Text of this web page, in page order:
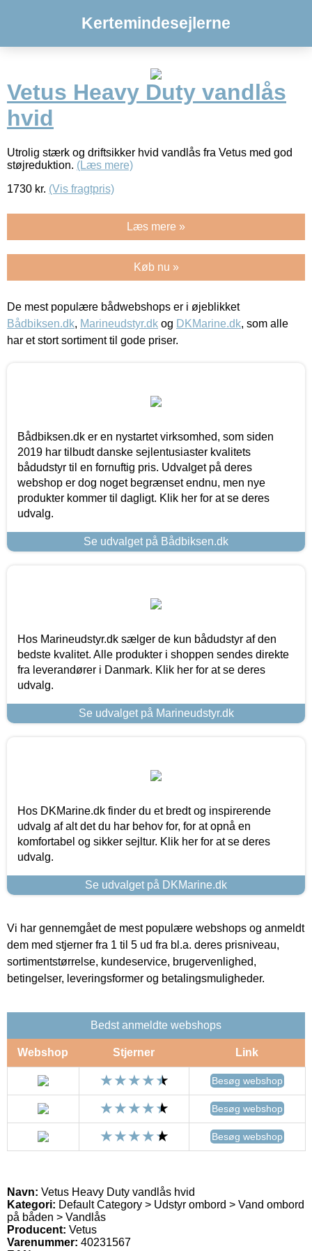
Kertemindesejlerne
Vetus Heavy Duty vandlås
hvid
Utrolig stærk og driftsikker hvid vandlås fra Vetus med god
støjreduktion. (Læs mere)
1730 kr. (Vis fragtpris)
Læs mere »
Køb nu »
De mest populære bådwebshops er i øjeblikket
Bådbiksen.dk, Marineudstyr.dk og DKMarine.dk, som alle
har et stort sortiment til gode priser.
Bådbiksen.dk er en nystartet virksomhed, som siden
2019 har tilbudt danske sejlentusiaster kvalitets
bådudstyr til en fornuftig pris. Udvalget på deres
webshop er dog noget begrænset endnu, men nye
produkter kommer til dagligt. Klik her for at se deres
udvalg.
Se udvalget på Bådbiksen.dk
Hos Marineudstyr.dk sælger de kun bådudstyr af den
bedste kvalitet. Alle produkter i shoppen sendes direkte
fra leverandører i Danmark. Klik her for at se deres
udvalg.
Se udvalget på Marineudstyr.dk
Hos DKMarine.dk finder du et bredt og inspirerende
udvalg af alt det du har behov for, for at opnå en
komfortabel og sikker sejltur. Klik her for at se deres
udvalg.
Se udvalget på DKMarine.dk
Vi har gennemgået de mest populære webshops og anmeldt
dem med stjerner fra 1 til 5 ud fra bl.a. deres prisniveau,
sortimentstørrelse, kundeservice, brugervenlighed,
betingelser, leveringsformer og betalingsmuligheder.
Bedst anmeldte webshops
Webshop Stjerner Link
Besøg webshop
Besøg webshop
Besøg webshop
Navn: Vetus Heavy Duty vandlås hvid
Kategori: Default Category > Udstyr ombord > Vand ombord
på båden > Vandlås
Producent: Vetus
Varenummer: 40231567